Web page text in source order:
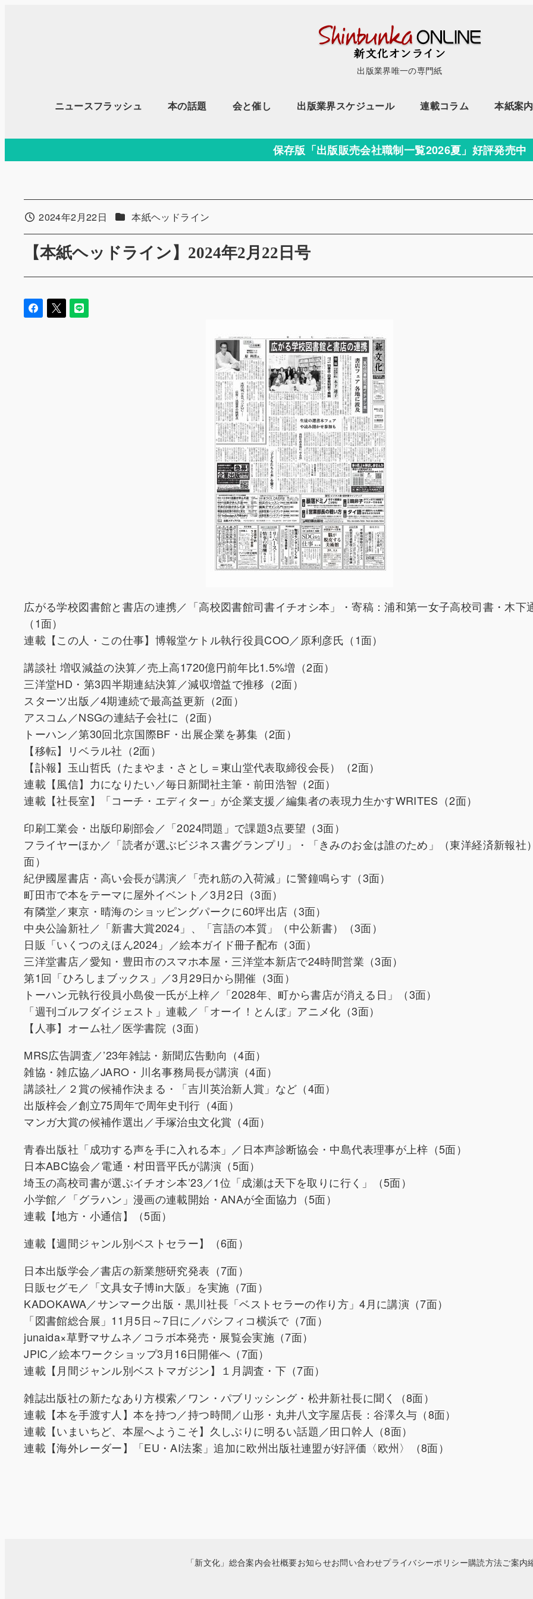
移
出版業界唯一の専門紙
ニュースフラッシュ 本の話題 会と催し 出版業界スケジュール 連載コラム 本紙案内
保存版「出版販売会社職制一覧2026夏」好評発売中
【本紙ヘッドライン】2024年2月22日号
投稿日2024年2月22日 カテゴリー
本紙ヘッドライン
広がる学校図書館と書店の連携／「高校図書館司書イチオシ本」・寄稿：浦和第一女子高校司書・木下
（1面）
連載【この人・この仕事】博報堂ケトル執行役員COO／原利彦氏（1面）
講談社 増収減益の決算／売上高1720億円前年比1.5%増（2面）
三洋堂HD・第3四半期連結決算／減収増益で推移（2面）
スターツ出版／4期連続で最高益更新（2面）
アスコム／NSGの連結子会社に（2面）
トーハン／第30回北京国際BF・出展企業を募集（2面）
【移転】リベラル社（2面）
【訃報】玉山哲氏（たまやま・さとし＝東山堂代表取締役会長）（2面）
連載【風信】力になりたい／毎日新聞社主筆・前田浩智（2面）
連載【社長室】「コーチ・エディター」が企業支援／編集者の表現力生かすWRITES（2面）
印刷工業会・出版印刷部会／「2024問題」で課題3点要望（3面）
フライヤーほか／「読者が選ぶビジネス書グランプリ」・「きみのお金は誰のため」（東洋経済新報社
面）
紀伊國屋書店・高い会長が講演／「売れ筋の入荷減」に警鐘鳴らす（3面）
町田市で本をテーマに屋外イベント／3月2日（3面）
有隣堂／東京・晴海のショッピングパークに60坪出店（3面）
中央公論新社／「新書大賞2024」、「言語の本質」（中公新書）（3面）
日販「いくつのえほん2024」／絵本ガイド冊子配布（3面）
三洋堂書店／愛知・豊田市のスマホ本屋・三洋堂本新店で24時間営業（3面）
第1回「ひろしまブックス」／3月29日から開催（3面）
トーハン元執行役員小島俊一氏が上梓／「2028年、町から書店が消える日」（3面）
「週刊ゴルフダイジェスト」連載／「オーイ！とんぼ」アニメ化（3面）
【人事】オーム社／医学書院（3面）
MRS広告調査／’23年雑誌・新聞広告動向（4面）
雑協・雑広協／JARO・川名事務局長が講演（4面）
講談社／２賞の候補作決まる・「吉川英治新人賞」など（4面）
出版梓会／創立75周年で周年史刊行（4面）
マンガ大賞の候補作選出／手塚治虫文化賞（4面）
青春出版社「成功する声を手に入れる本」／日本声診断協会・中島代表理事が上梓（5面）
日本ABC協会／電通・村田晋平氏が講演（5面）
埼玉の高校司書が選ぶイチオシ本’23／1位「成瀬は天下を取りに行く」（5面）
小学館／「グラハン」漫画の連載開始・ANAが全面協力（5面）
連載【地方・小通信】（5面）
連載【週間ジャンル別ベストセラー】（6面）
日本出版学会／書店の新業態研究発表（7面）
日販セグモ／「文具女子博in大阪」を実施（7面）
KADOKAWA／サンマーク出版・黒川社長「ベストセラーの作り方」4月に講演（7面）
「図書館総合展」11月5日～7日に／パシフィコ横浜で（7面）
junaida×草野マサムネ／コラボ本発売・展覧会実施（7面）
JPIC／絵本ワークショップ3月16日開催へ（7面）
連載【月間ジャンル別ベストマガジン】１月調査・下（7面）
雑誌出版社の新たなあり方模索／ワン・パブリッシング・松井新社長に聞く（8面）
連載【本を手渡す人】本を持つ／持つ時間／山形・丸井八文字屋店長：谷澤久与（8面）
連載【いまいちど、本屋へようこそ】久しぶりに明るい話題／田口幹人（8面）
連載【海外レーダー】「EU・AI法案」追加に欧州出版社連盟が好評価〈欧州〉（8面）
「新文化」総合案内会社概要お知らせお問い合わせプライバシーポリシー購読方法ご案内